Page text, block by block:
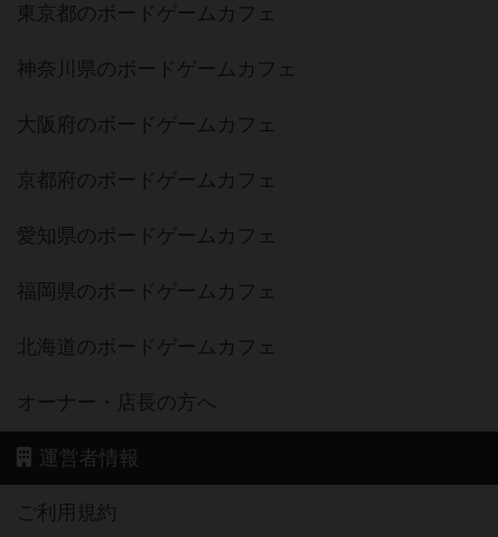
東京都のボードゲームカフェ
神奈川県のボードゲームカフェ
大阪府のボードゲームカフェ
京都府のボードゲームカフェ
愛知県のボードゲームカフェ
福岡県のボードゲームカフェ
北海道のボードゲームカフェ
オーナー・店長の方へ
運営者情報
ご利用規約